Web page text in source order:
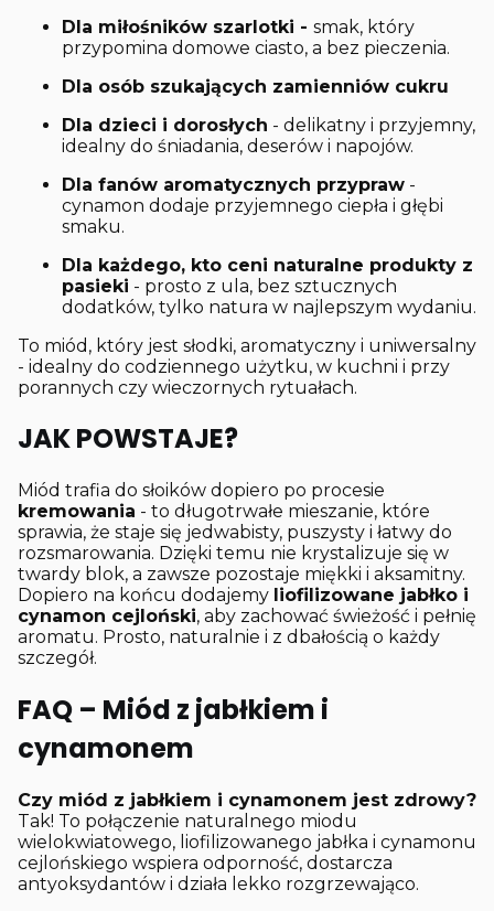
Dla miłośników szarlotki - smak, który
przypomina domowe ciasto, a bez pieczenia.
Dla osób szukających zamienniów cukru
Dla dzieci i dorosłych - delikatny i przyjemny,
idealny do śniadania, deserów i napojów.
Dla fanów aromatycznych przypraw -
cynamon dodaje przyjemnego ciepła i głębi
smaku.
Dla każdego, kto ceni naturalne produkty z
pasieki - prosto z ula, bez sztucznych
dodatków, tylko natura w najlepszym wydaniu.
To miód, który jest słodki, aromatyczny i uniwersalny
- idealny do codziennego użytku, w kuchni i przy
porannych czy wieczornych rytuałach.
JAK POWSTAJE?
Miód trafia do słoików dopiero po procesie
kremowania - to długotrwałe mieszanie, które
sprawia, że staje się jedwabisty, puszysty i łatwy do
rozsmarowania. Dzięki temu nie krystalizuje się w
twardy blok, a zawsze pozostaje miękki i aksamitny.
Dopiero na końcu dodajemy liofilizowane jabłko i
cynamon cejloński, aby zachować świeżość i pełnię
aromatu. Prosto, naturalnie i z dbałością o każdy
szczegół.
FAQ – Miód z jabłkiem i
cynamonem
Czy miód z jabłkiem i cynamonem jest zdrowy?
Tak! To połączenie naturalnego miodu
wielokwiatowego, liofilizowanego jabłka i cynamonu
cejlońskiego wspiera odporność, dostarcza
antyoksydantów i działa lekko rozgrzewająco.